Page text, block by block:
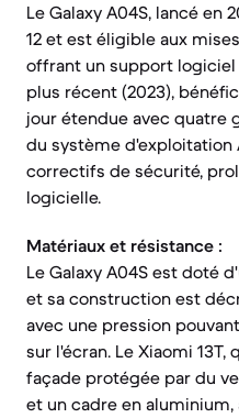
Le Galaxy A04S, lancé en
12 et est éligible aux
offrant un support logiciel
plus récent (2023),
jour étendue avec quatre
du système d'exploitation
correctifs de sécurité,
logicielle.
Matériaux et résistance :
Le Galaxy A04S est doté
et sa construction est
avec une pression
sur l'écran. Le Xiaomi
façade protégée par du
et un cadre en